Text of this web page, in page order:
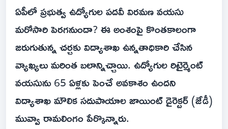
ఏపీలో ప్రభుత్వ ఉద్యోగుల పదవీ విరమణ వయసు
మరోసారి పెరగనుందా? ఈ అంశంపై కొంతకాలంగా
జరుగుతున్న చర్చకు విద్యాశాఖ ఉన్నతాధికారి చేసిన
వ్యాఖ్యలు మరింత బలాన్నిచ్చాయి. ఉద్యోగుల రిటైర్మెంట్
వయసును 65 ఏళ్లకు పెంచే అవకాశం ఉందని
విద్యాశాఖ మౌలిక సదుపాయాల జాయింట్ డైరెక్టర్ (జేడీ)
మువ్వా రామలింగం పేర్కొన్నారు.